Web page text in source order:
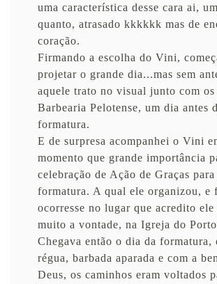
uma característica desse cara ai,
quanto, atrasado kkkkkk mas de
coração.
Firmando a escolha do Vini,
projetar o grande dia...mas sem
aquele trato no visual junto com os
Barbearia Pelotense, um dia antes
formatura.
E de surpresa acompanhei o Vini
momento que grande importância
celebração de Ação de Graças para
formatura. A qual ele organizou, e
ocorresse no lugar que acredito ele
muito a vontade, na Igreja do
Chegava então o dia da formatura,
régua, barbada aparada e com a
Deus, os caminhos eram voltados